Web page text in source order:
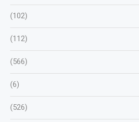
(102)
(112)
(566)
(6)
(526)